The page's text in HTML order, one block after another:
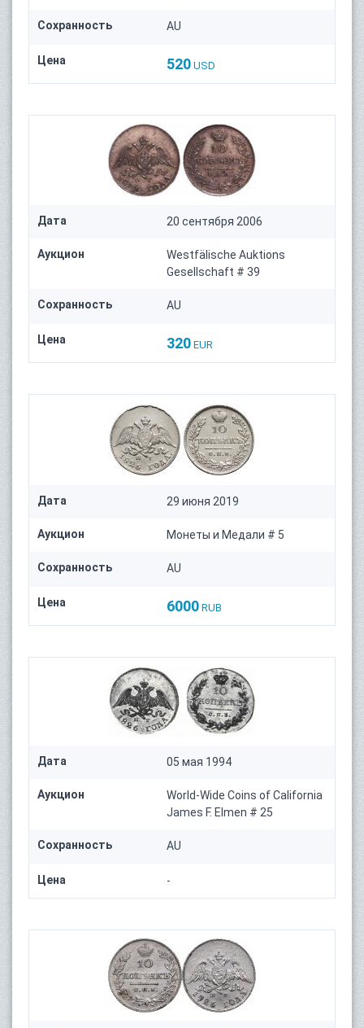
Сохранность AU
Цена 520 USD
Дата 20 сентября 2006
Аукцион
Westfälische Auktions
Gesellschaft # 39
Сохранность AU
Цена 320 EUR
Дата 29 июня 2019
Аукцион Монеты и Медали # 5
Сохранность AU
Цена 6000 RUB
Дата 05 мая 1994
Аукцион
World-Wide Coins of California
James F. Elmen # 25
Сохранность AU
Цена -